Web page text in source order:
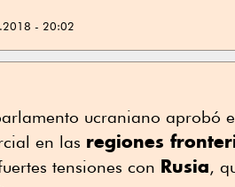
- 20:02
ucraniano aprobó
en las regiones
tensiones con Rusia,